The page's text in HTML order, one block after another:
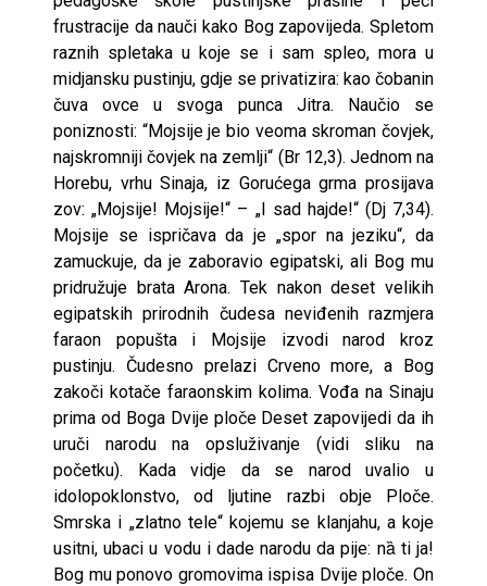
frustracije da nauči kako Bog zapovijeda. Spletom
raznih spletaka u koje se i sam spleo, mora u
midjansku pustinju, gdje se privatizira: kao čobanin
čuva ovce u svoga punca Jitra. Naučio se
poniznosti: “Mojsije je bio veoma skroman čovjek,
najskromniji čovjek na zemlji“ (Br 12,3). Jednom na
Horebu, vrhu Sinaja, iz Gorućega grma prosijava
zov: „Mojsije! Mojsije!“ – „I sad hajde!“ (Dj 7,34).
Mojsije se ispričava da je „spor na jeziku“, da
zamuckuje, da je zaboravio egipatski, ali Bog mu
pridružuje brata Arona. Tek nakon deset velikih
egipatskih prirodnih čudesa neviđenih razmjera
faraon popušta i Mojsije izvodi narod kroz
pustinju. Čudesno prelazi Crveno more, a Bog
zakoči kotače faraonskim kolima. Vođa na Sinaju
prima od Boga Dvije ploče Deset zapovijedi da ih
uruči narodu na opsluživanje (vidi sliku na
početku). Kada vidje da se narod uvalio u
idolopoklonstvo, od ljutine razbi obje Ploče.
Smrska i „zlatno tele“ kojemu se klanjahu, a koje
usitni, ubaci u vodu i dade narodu da pije: nȁ ti ja!
Bog mu ponovo gromovima ispisa Dvije ploče. On